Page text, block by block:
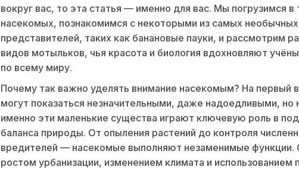
вокруг вас, то эта статья — именно для вас. Мы погрузимся в
насекомых, познакомимся с некоторыми из самых необычных
представителей, таких как банановые пауки, и рассмотрим
видов мотыльков, чья красота и биология вдохновляют
по всему миру.
Почему так важно уделять внимание насекомым? На первый
могут показаться незначительными, даже надоедливыми, но
именно эти маленькие существа играют ключевую роль в
баланса природы. От опыления растений до контроля
вредителей — насекомые выполняют незаменимые функции.
ростом урбанизации, изменением климата и использованием